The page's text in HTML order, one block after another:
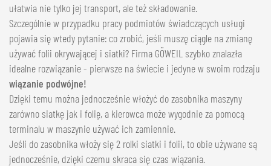
ułatwia nie tylko jej transport, ale też składowanie.
Szczególnie w przypadku pracy podmiotów świadczących usługi
pojawia się wtedy pytanie: co zrobić, jeśli muszę ciągle na zmianę
używać folii okrywającej i siatki? Firma GÖWEIL szybko znalazła
idealne rozwiązanie - pierwsze na świecie i jedyne w swoim rodzaju
wiązanie podwójne!
Dzięki temu można jednocześnie włożyć do zasobnika maszyny
zarówno siatkę jak i folię, a kierowca może wygodnie za pomocą
terminalu w maszynie używać ich zamiennie.
Jeśli do zasobnika włoży się 2 rolki siatki i folii, to obie używane są
jednocześnie, dzięki czemu skraca się czas wiązania.